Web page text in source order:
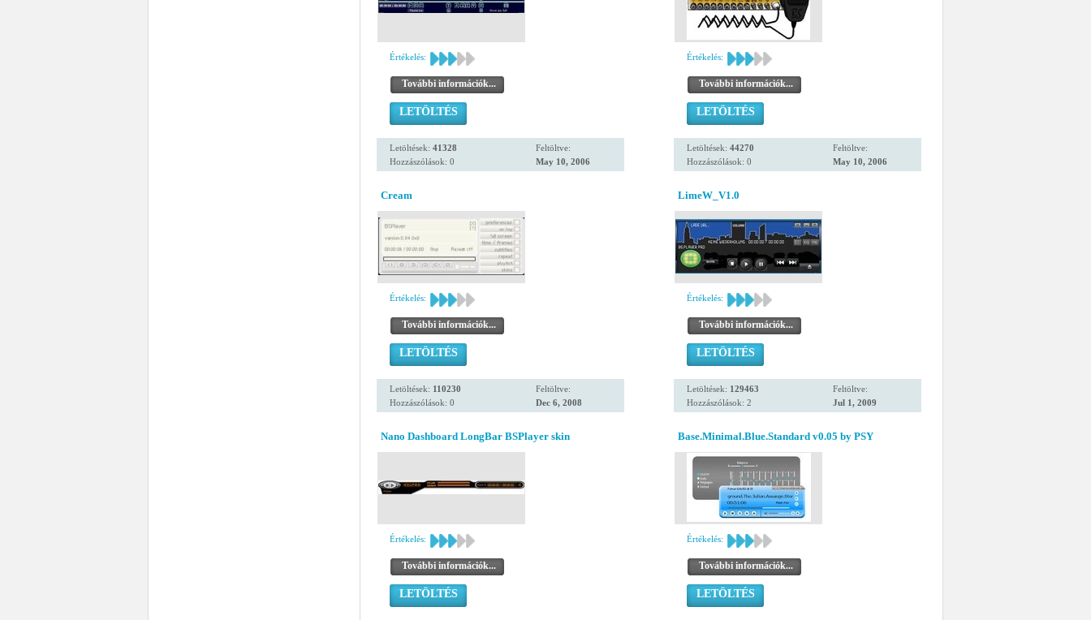
Értékelés:
További információk...
LETÖLTÉS
Letöltések: 41328
Hozzászólások: 0
Feltöltve:
May 10, 2006
Értékelés:
További információk...
LETÖLTÉS
Letöltések: 44270
Hozzászólások: 0
Feltöltve:
May 10, 2006
Cream
Értékelés:
További információk...
LETÖLTÉS
Letöltések: 110230
Hozzászólások: 0
Feltöltve:
Dec 6, 2008
LimeW_V1.0
Értékelés:
További információk...
LETÖLTÉS
Letöltések: 129463
Hozzászólások: 2
Feltöltve:
Jul 1, 2009
Nano Dashboard LongBar BSPlayer skin
Értékelés:
További információk...
LETÖLTÉS
Base.Minimal.Blue.Standard v0.05 by PSY
Értékelés:
További információk...
LETÖLTÉS